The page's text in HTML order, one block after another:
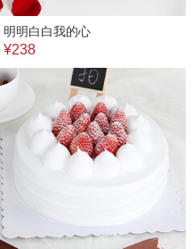
明明白白我的心
¥238